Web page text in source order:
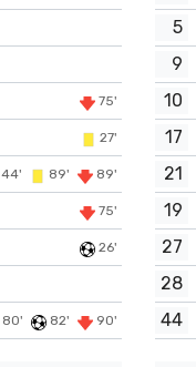
75'
27'
44' 89' 89'
75'
26'
80' 82' 90'
5
9
10
17
21
19
27
28
44